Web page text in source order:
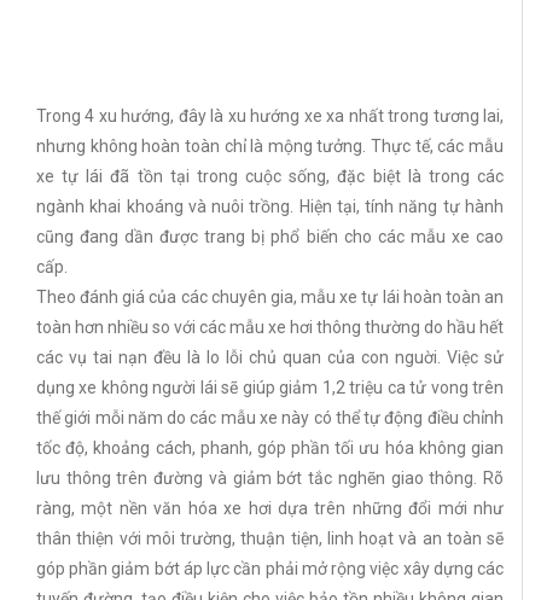
Trong 4 xu hướng, đây là xu hướng xe xa nhất trong tương lai,
nhưng không hoàn toàn chỉ là mộng tưởng. Thực tế, các mẫu
xe tự lái đã tồn tại trong cuộc sống, đặc biệt là trong các
ngành khai khoáng và nuôi trồng. Hiện tại, tính năng tự hành
cũng đang dần được trang bị phổ biến cho các mẫu xe cao
cấp.
Theo đánh giá của các chuyên gia, mẫu xe tự lái hoàn toàn an
toàn hơn nhiều so với các mẫu xe hơi thông thường do hầu hết
các vụ tai nạn đều là lo lỗi chủ quan của con nguời. Việc sử
dụng xe không người lái sẽ giúp giảm 1,2 triệu ca tử vong trên
thế giới mỗi năm do các mẫu xe này có thể tự động điều chỉnh
tốc độ, khoảng cách, phanh, góp phần tối ưu hóa không gian
lưu thông trên đường và giảm bớt tắc nghẽn giao thông. Rõ
ràng, một nền văn hóa xe hơi dựa trên những đổi mới như
thân thiện với môi trường, thuận tiện, linh hoạt và an toàn sẽ
góp phần giảm bớt áp lực cần phải mở rộng việc xây dựng các